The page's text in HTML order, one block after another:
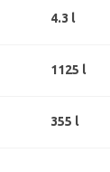
4.3 l
1125 l
355 l